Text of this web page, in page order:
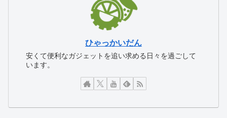
ひゃっかいだん
安くて便利なガジェットを追い求める日々を過ごして
います。